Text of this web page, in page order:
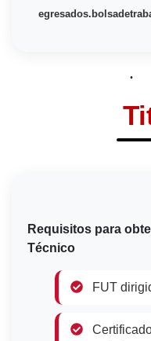
Requisitos para
Técnico
FUT